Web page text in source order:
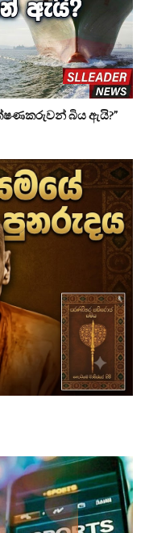
බිය ඇයි?”